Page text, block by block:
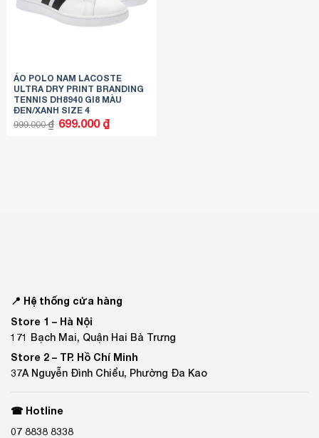
ÁO POLO NAM LACOSTE
ULTRA DRY PRINT BRANDING
TENNIS DH8940 GI8 MÀU
ĐEN/XANH SIZE 4
999.000₫ Giá
gốc
699.000 ₫Giá
hiện
📍 Hệ thống cửa hàng
Store 1 – Hà Nội
171 Bạch Mai, Quận Hai Bà Trưng
Store 2 – TP. Hồ Chí Minh
37A Nguyễn Đình Chiểu, Phường Đa Kao
☎ Hotline
07 8838 8338